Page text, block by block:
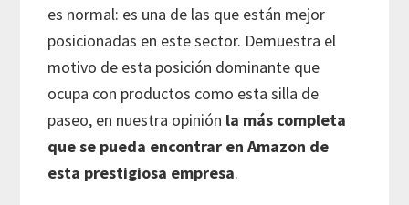
es normal: es una de las que están mejor
posicionadas en este sector. Demuestra el
motivo de esta posición dominante que
ocupa con productos como esta silla de
paseo, en nuestra opinión la más completa
que se pueda encontrar en Amazon de
esta prestigiosa empresa.